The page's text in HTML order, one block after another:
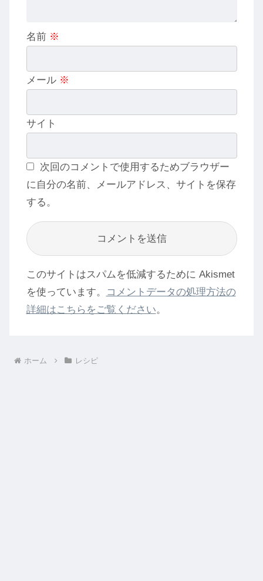
名前 ※
メール ※
サイト
次回のコメントで使用するためブラウザー
に自分の名前、メールアドレス、サイトを保存
する。
このサイトはスパムを低減するために Akismet
を使っています。
コメントデータの処理方法の
詳細はこちらをご覧ください。
ホーム レシピ